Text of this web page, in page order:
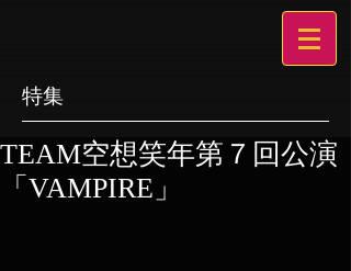
特集
TEAM空想笑年第７回公演
「VAMPIRE」